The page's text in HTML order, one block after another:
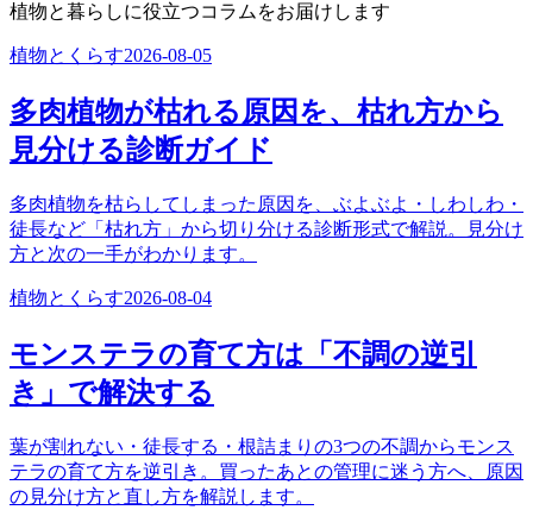
植物と暮らしに役立つコラムをお届けします
植物とくらす2026-08-05
多肉植物が枯れる原因を、枯れ方から
見分ける診断ガイド
多肉植物を枯らしてしまった原因を、ぶよぶよ・しわしわ・
徒長など「枯れ方」から切り分ける診断形式で解説。見分け
方と次の一手がわかります。
植物とくらす2026-08-04
モンステラの育て方は「不調の逆引
き」で解決する
葉が割れない・徒長する・根詰まりの3つの不調からモンス
テラの育て方を逆引き。買ったあとの管理に迷う方へ、原因
の見分け方と直し方を解説します。